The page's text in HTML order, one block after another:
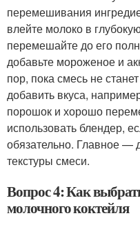
перемешивания
влейте молоко в
перемешайте до его
добавьте мороженое и
пор, пока смесь не
добавить вкуса,
порошок и хорошо
использовать блендер,
обязательно. Главное —
текстуры смеси.
Вопрос 4: Как
молочного коктейля